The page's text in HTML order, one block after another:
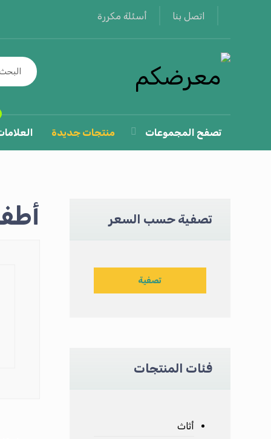
اتصل بنا أسئلة مكررة
تصفح المجموعات منتجات جديدة
تصفية حسب السعر
تصفية
فئات المنتجات
أثاث